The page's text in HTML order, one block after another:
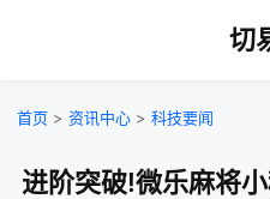
切
首页 > 资讯中心 > 科技要闻
进阶突破!微乐麻将